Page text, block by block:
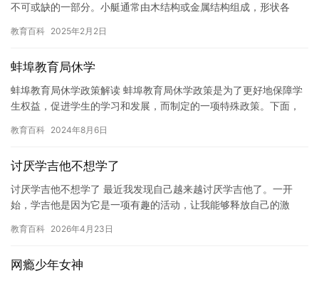
不可或缺的一部分。小艇通常由木结构或金属结构组成，形状各
英尺，拥…
教育百科 2025年2月2日
蚌埠教育局休学
蚌埠教育局休学政策解读 蚌埠教育局休学政策是为了更好地保障学
生权益，促进学生的学习和发展，而制定的一项特殊政策。下面，
不…
教育百科 2024年8月6日
讨厌学吉他不想学了
讨厌学吉他不想学了 最近我发现自己越来越讨厌学吉他了。一开
始，学吉他是因为它是一项有趣的活动，让我能够释放自己的激
无法坚持…
教育百科 2026年4月23日
网瘾少年女神